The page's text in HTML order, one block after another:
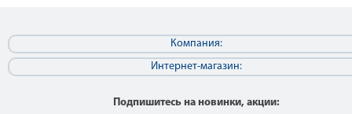
Компания:
Интернет-магазин:
Подпишитесь на новинки, акции: